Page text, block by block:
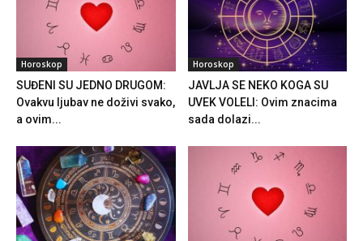
Horoskop
SUĐENI SU JEDNO DRUGOM:
Ovakvu ljubav ne doživi svako,
a ovim...
Horoskop
JAVLJA SE NEKO KOGA SU
UVEK VOLELI: Ovim znacima
sada dolazi...